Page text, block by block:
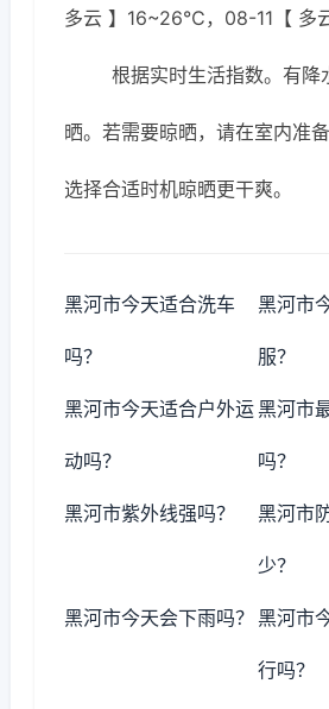
多云 】16~26℃，08-11【 多
根据实时生活指数。有降
晒。若需要晾晒，请在室内准
选择合适时机晾晒更干爽。
黑河市今天适合洗车
吗？
黑河市
服？
黑河市今天适合户外运
动吗？
黑河市
吗？
黑河市紫外线强吗？ 黑河市
少？
黑河市今天会下雨吗？ 黑河市
行吗？